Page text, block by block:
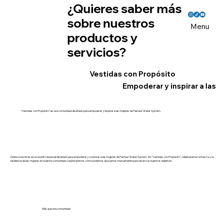
¿Quieres saber más
sobre nuestros
productos y
servicios?
Menu
Empoderar y inspirar a
Vestidas con Propósito
"Vestidas con Propósito" es una comunidad diseñado para empoderar y inspirar a las mujeres de Pasteur Water System.
Más que una comunidad:
Únete a nosotras en un evento especial diseñado para empoderar y conectar a las mujeres de Pasteur Water System. En "Vestidas con Propósito" , celebraremos la fuerza y la
resiliencia de las mujeres en nuestra comunidad y exploraremos cómo podemos apoyarnos mutuamente para alcanzar nuestros objetivos.